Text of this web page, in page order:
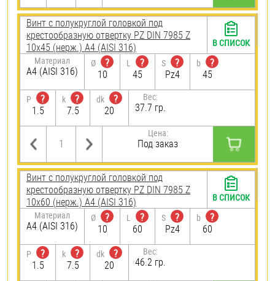
Винт с полукруглой головкой под
крестообразную отвертку PZ DIN 7985 Z
10х45 (нерж.) A4 (AISI 316)
Материал
A4 (AISI 316)
Ø
?
10
L
?
45
S
?
Pz4
b
?
45
P
?
1.5
k
?
7.5
dk
?
20
Вес:
37.7 гр.
Цена:
Под заказ
В СПИСОК
Винт с полукруглой головкой под
крестообразную отвертку PZ DIN 7985 Z
10х60 (нерж.) A4 (AISI 316)
Материал
A4 (AISI 316)
Ø
?
10
L
?
60
S
?
Pz4
b
?
60
P
?
1.5
k
?
7.5
dk
?
20
Вес:
46.2 гр.
В СПИСОК